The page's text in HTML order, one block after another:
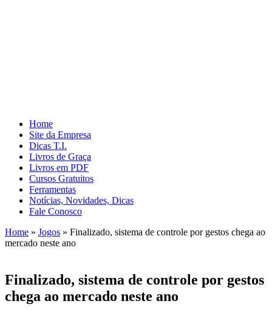
Home
Site da Empresa
Dicas T.I.
Livros de Graça
Livros em PDF
Cursos Gratuitos
Ferramentas
Notícias, Novidades, Dicas
Fale Conosco
Home » Jogos » Finalizado, sistema de controle por gestos chega ao
mercado neste ano
Finalizado, sistema de controle por gestos
chega ao mercado neste ano